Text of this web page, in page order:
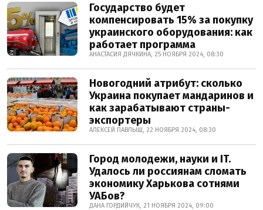
Государство будет
компенсировать 15% за покупку
украинского оборудования: как
работает программа
АНАСТАСИЯ ДЯЧКИНА, 25 НОЯБРЯ 2024, 08:30
Новогодний атрибут: сколько
Украина покупает мандаринов и
как зарабатывают страны-
экспортеры
АЛЕКСЕЙ ПАВЛЫШ, 22 НОЯБРЯ 2024, 08:30
Город молодежи, науки и IT.
Удалось ли россиянам сломать
экономику Харькова сотнями
УАБов?
ДАНА ГОРДИЙЧУК, 21 НОЯБРЯ 2024, 09:00